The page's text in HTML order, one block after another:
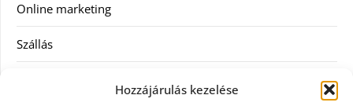
Hozzájárulás kezelése
Online marketing
Szállás